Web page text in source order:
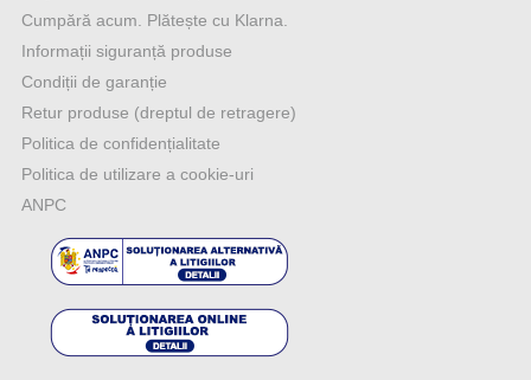
Cumpără acum. Plătește cu Klarna.
Informații siguranță produse
Condiții de garanție
Retur produse (dreptul de retragere)
Politica de confidențialitate
Politica de utilizare a cookie-uri
ANPC